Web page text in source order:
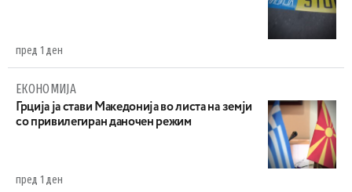
пред 1 ден
ЕКОНОМИЈА
Грција ја стави Македонија во листа на земји
со привилегиран даночен режим
пред 1 ден